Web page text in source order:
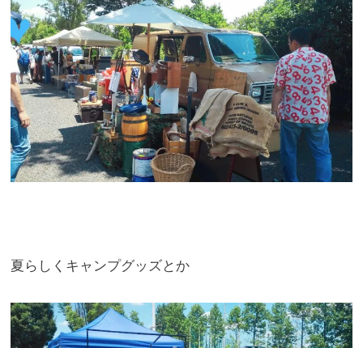
夏らしくキャンプグッズとか